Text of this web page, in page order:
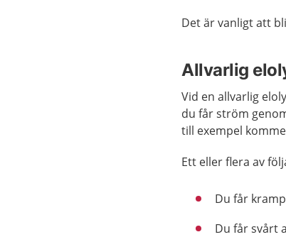
Det är vanligt att
Allvarlig
Vid en allvarlig
du får ström
till exempel
Ett eller flera av
Du får
Du får svårt